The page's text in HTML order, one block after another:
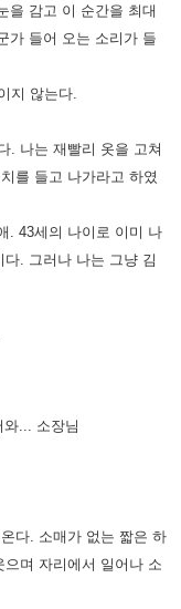
을 감고 이 순간을 최대
가 들어 오는 소리가 들
지 않는다.
. 나는 재빨리 옷을 고쳐
를 들고 나가라고 하였
. 43세의 나이로 이미 나
.
그러나 나는 그냥 김
... 소장님
다. 소매가 없는 짧은 하
으며 자리에서 일어나 소